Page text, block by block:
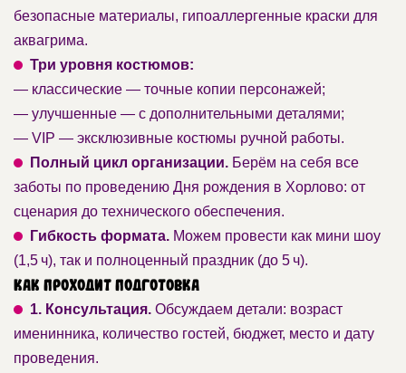
безопасные материалы, гипоаллергенные краски для
аквагрима.
Три уровня костюмов:
— классические — точные копии персонажей;
— улучшенные — с дополнительными деталями;
— VIP — эксклюзивные костюмы ручной работы.
Полный цикл организации. Берём на себя все
заботы по проведению Дня рождения в Хорлово: от
сценария до технического обеспечения.
Гибкость формата. Можем провести как мини шоу
(1,5 ч), так и полноценный праздник (до 5 ч).
Как проходит подготовка
1. Консультация. Обсуждаем детали: возраст
именинника, количество гостей, бюджет, место и дату
проведения.